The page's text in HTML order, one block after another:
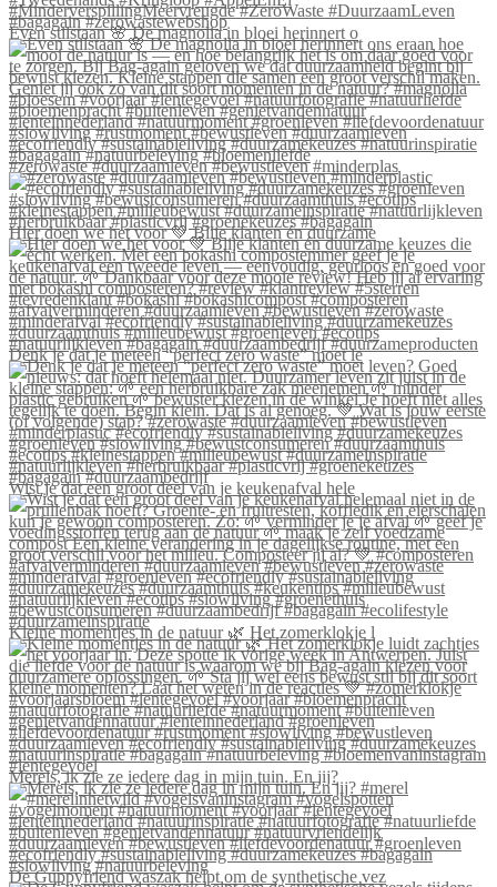
Even stilstaan 🌸 De magnolia in bloei herinnert o
#zerowaste #duurzaamleven #bewustleven #minderplas
Hier doen we het voor 💚 Blije klanten én duurzame
Denk je dat je meteen “perfect zero waste” moet le
Wist je dat een groot deel van je keukenafval hele
Kleine momentjes in de natuur 🌿 Het zomerklokje l
Merels, ik zie ze iedere dag in mijn tuin. En jij?
De Guppyfriend waszak helpt om de synthetische vez